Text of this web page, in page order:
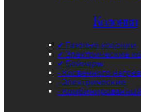
Колонки
✔ Газовые колонки
✔ Электрические
✔ Бойлеры
- Косвенного
- Электрические
- Комбинированный